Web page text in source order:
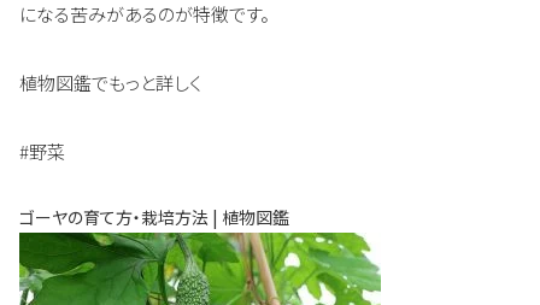
になる苦みがあるのが特徴です。
植物図鑑でもっと詳しく
#野菜
ゴーヤの育て方・栽培方法 | 植物図鑑